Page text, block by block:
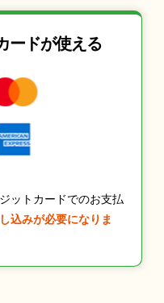
ードが使える
ットカードでのお支払
込みが必要になりま